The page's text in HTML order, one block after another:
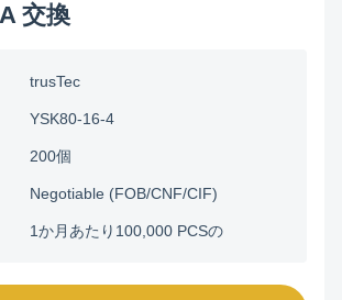
交換
trusTec
YSK80-16-4
200個
Negotiable (FOB/CNF/CIF)
1か月あたり100,000 PCSの